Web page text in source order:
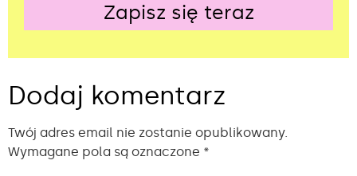
Zapisz się teraz
Dodaj komentarz
Twój adres email nie zostanie opublikowany.
Wymagane pola są oznaczone *